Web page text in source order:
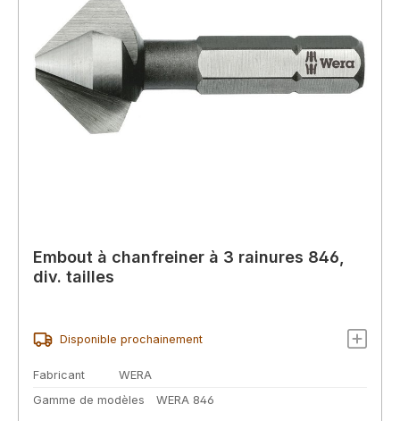
Embout à chanfreiner à 3 rainures 846,
div. tailles
Disponible prochainement
Fabricant
WERA
Gamme de modèles
WERA 846